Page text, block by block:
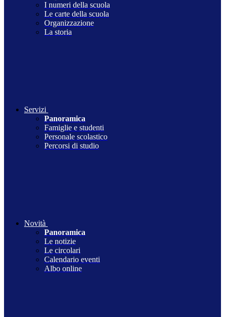
I numeri della scuola
Le carte della scuola
Organizzazione
La storia
Servizi
Panoramica
Famiglie e studenti
Personale scolastico
Percorsi di studio
Novità
Panoramica
Le notizie
Le circolari
Calendario eventi
Albo online